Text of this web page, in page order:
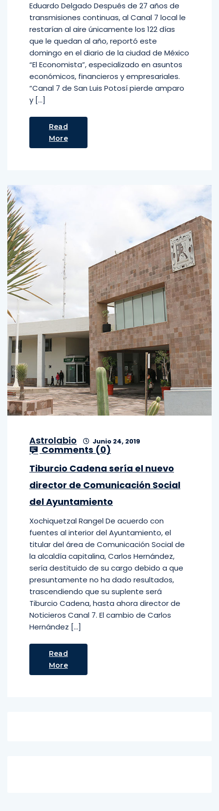
Eduardo Delgado Después de 27 años de
transmisiones continuas, al Canal 7 local le
restarían al aire únicamente los 122 días
que le quedan al año, reportó este
domingo en el diario de la ciudad de México
“El Economista”, especializado en asuntos
económicos, financieros y empresariales.
“Canal 7 de San Luis Potosí pierde amparo
y […]
Read
More
Astrolabio Junio 24, 2019
Comments (0)
Tiburcio Cadena sería el nuevo
director de Comunicación Social
del Ayuntamiento
Xochiquetzal Rangel De acuerdo con
fuentes al interior del Ayuntamiento, el
titular del área de Comunicación Social de
la alcaldía capitalina, Carlos Hernández,
sería destituido de su cargo debido a que
presuntamente no ha dado resultados,
trascendiendo que su suplente será
Tiburcio Cadena, hasta ahora director de
Noticieros Canal 7. El cambio de Carlos
Hernández […]
Read
More